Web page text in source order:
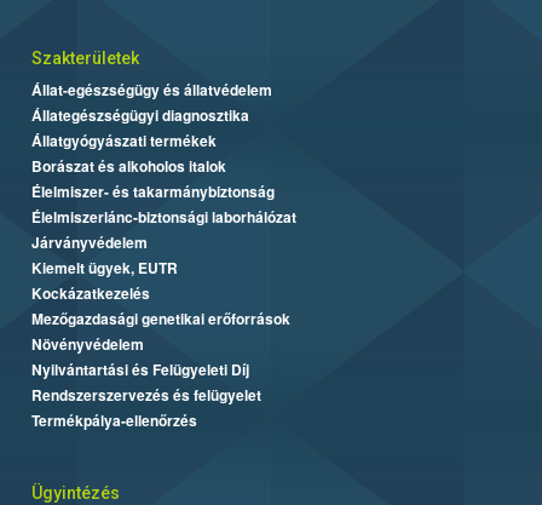
Szakterületek
Állat-egészségügy és állatvédelem
Állategészségügyi diagnosztika
Állatgyógyászati termékek
Borászat és alkoholos italok
Élelmiszer- és takarmánybiztonság
Élelmiszerlánc-biztonsági laborhálózat
Járványvédelem
Kiemelt ügyek, EUTR
Kockázatkezelés
Mezőgazdasági genetikai erőforrások
Növényvédelem
Nyilvántartási és Felügyeleti Díj
Rendszerszervezés és felügyelet
Termékpálya-ellenőrzés
Ügyintézés